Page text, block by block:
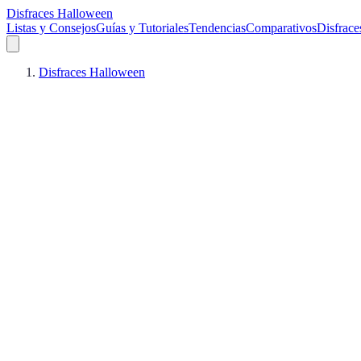
Disfraces Halloween
Listas y ConsejosGuías y TutorialesTendenciasComparativos
Disfraces Halloween